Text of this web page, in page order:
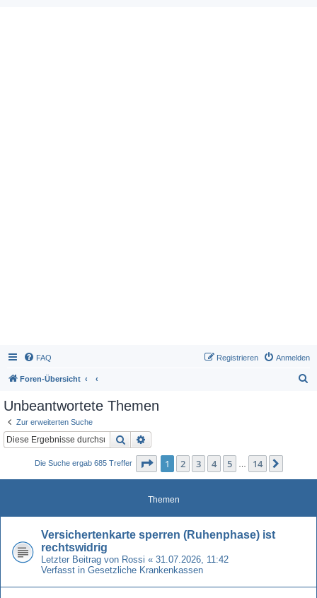
FAQ Anmelden
Registrieren
Foren-Übersicht
Unbeantwortete Themen
Zur erweiterten Suche
Suche
Die Suche ergab 685 Treffer Seite 1von 14
1 2 3 4 5 14
Themen
Versichertenkarte sperren (Ruhenphase) ist
rechtswidrig
Letzter Beitrag von Rossi « 31.07.2026, 11:42
Verfasst in Gesetzliche Krankenkassen